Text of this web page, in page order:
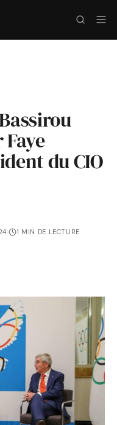
du CIO
· 1 MIN DE LECTURE